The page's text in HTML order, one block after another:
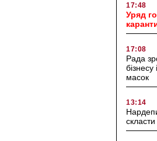
17:48
Уряд
17:08
Рада
бізнесу
масок
13:14